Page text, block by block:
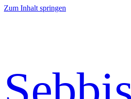
Zum Inhalt springen